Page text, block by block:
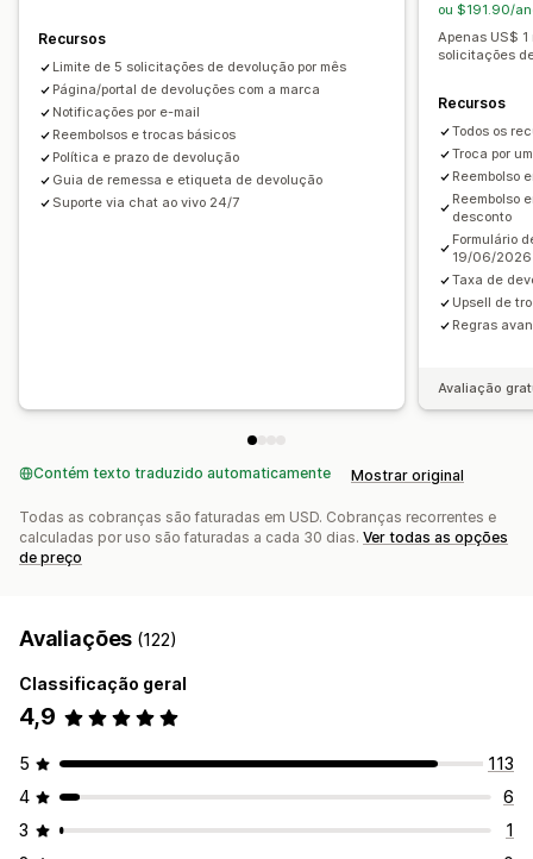
Em vários idiomas
Acompanhamento das devoluções
Notificações por e-mail Branding personalizado
Gestão de devoluções Atualizações de estoque
Listas de bloqueio do cliente
Acompanhamento em tempo real
Notificações por e-mail
Atualizações de pedidos
Recursos
Limite de 5 solicitações de devolução por mês
Página/portal de devoluções com a marca
Notificações por e-mail
Reembolsos e trocas básicos
Política e prazo de devolução
Guia de remessa e etiqueta de devolução
Suporte via chat ao vivo 24/7
ou $191.90/
Apenas US$
solicitações
Recursos
Todos os
Troca por
Reembolso
Reembolso
desconto
Formulário
19/06/2026
Taxa de
Upsell de
Regras
Avaliação
Contém texto traduzido automaticamente Mostrar original
Todas as cobranças são faturadas em USD. Cobranças recorrentes e
calculadas por uso são faturadas a cada 30 dias. Ver todas as opções
de preço
Avaliações (122)
Classificação geral
4,9
5
113
4
6
3
1